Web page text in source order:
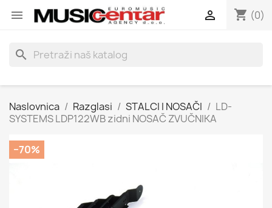
 shopping_cart (0)

search
Naslovnica Razglasi STALCI I NOSAČI
LD-
SYSTEMS LDP122WB zidni NOSAČ ZVUČNIKA
−70%